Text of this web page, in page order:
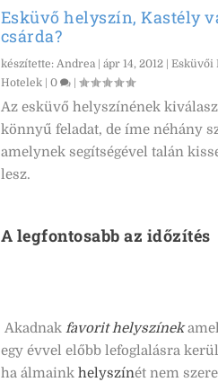
Esküvő helyszín, Kastély
csárda?
készítette: Andrea| ápr 14, 2012| Esküvői
Hotelek| 0 |
Az esküvő helyszínének
könnyű feladat, de íme néhány
amelynek segítségével talán
lesz.
A legfontosabb az időzítés
Akadnak favorit helyszínek
egy évvel előbb lefoglalásra
ha álmaink helyszínét nem